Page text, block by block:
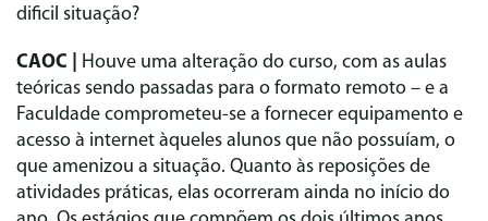
dificil situação?
CAOC |
Houve uma alteração do curso, com as aulas
teóricas sendo passadas para o formato remoto – e a
Faculdade comprometeu-se a fornecer equipamento e
acesso à internet àqueles alunos que não possuíam, o
que amenizou a situação. Quanto às reposições de
atividades práticas, elas ocorreram ainda no início do